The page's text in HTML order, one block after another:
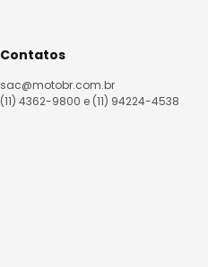
Contatos
sac@motobr.com.br
(11) 4362-9800 e (11) 94224-4538